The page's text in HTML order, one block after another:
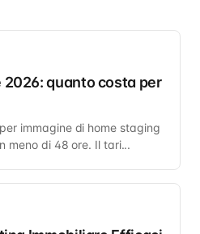
2026: quanto costa per
immagine di home staging
meno di 48 ore. Il tari...